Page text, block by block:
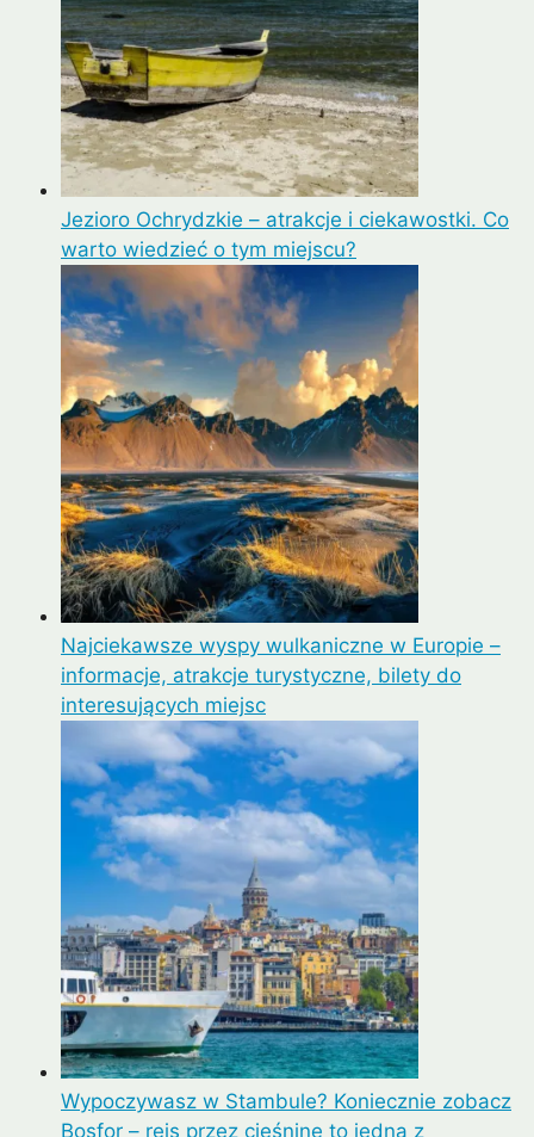
Jezioro Ochrydzkie – atrakcje i ciekawostki. Co
warto wiedzieć o tym miejscu?
Najciekawsze wyspy wulkaniczne w Europie –
informacje, atrakcje turystyczne, bilety do
interesujących miejsc
Wypoczywasz w Stambule? Koniecznie zobacz
Bosfor – rejs przez cieśninę to jedna z